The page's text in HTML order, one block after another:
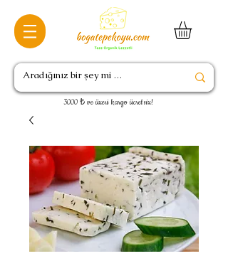
3000 ₺ ve üzeri kargo ücretsiz!